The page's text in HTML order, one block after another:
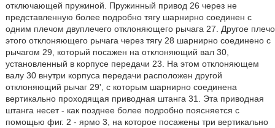
отключающей пружиной. Пружинный привод 26 через не
представленную более подробно тягу шарнирно соединен с
одним плечом двуплечего отклоняющего рычага 27. Другое плечо
этого отклоняющего рычага через тягу 28 шарнирно соединено с
рычагом 29, который посажен на отклоняющий вал 30,
установленный в корпусе передачи 23. На этом отклоняющем
валу 30 внутри корпуса передачи расположен другой
отклоняющий рычаг 29', с которым шарнирно соединена
вертикально проходящая приводная штанга 31. Эта приводная
штанга несет - как позднее более подробно поясняется с
помощью фиг. 2 - ярмо 3, на которое посажены три вертикально